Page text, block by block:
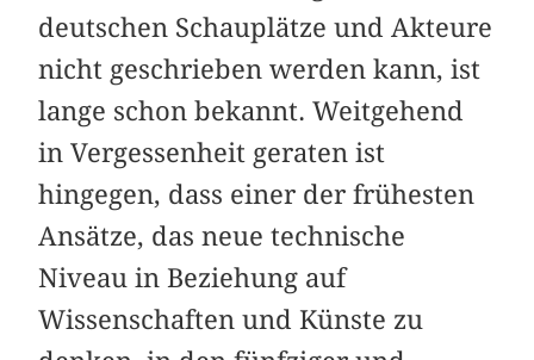
deutschen Schauplätze und Akteure
nicht geschrieben werden kann, ist
lange schon bekannt. Weitgehend
in Vergessenheit geraten ist
hingegen, dass einer der frühesten
Ansätze, das neue technische
Niveau in Beziehung auf
Wissenschaften und Künste zu